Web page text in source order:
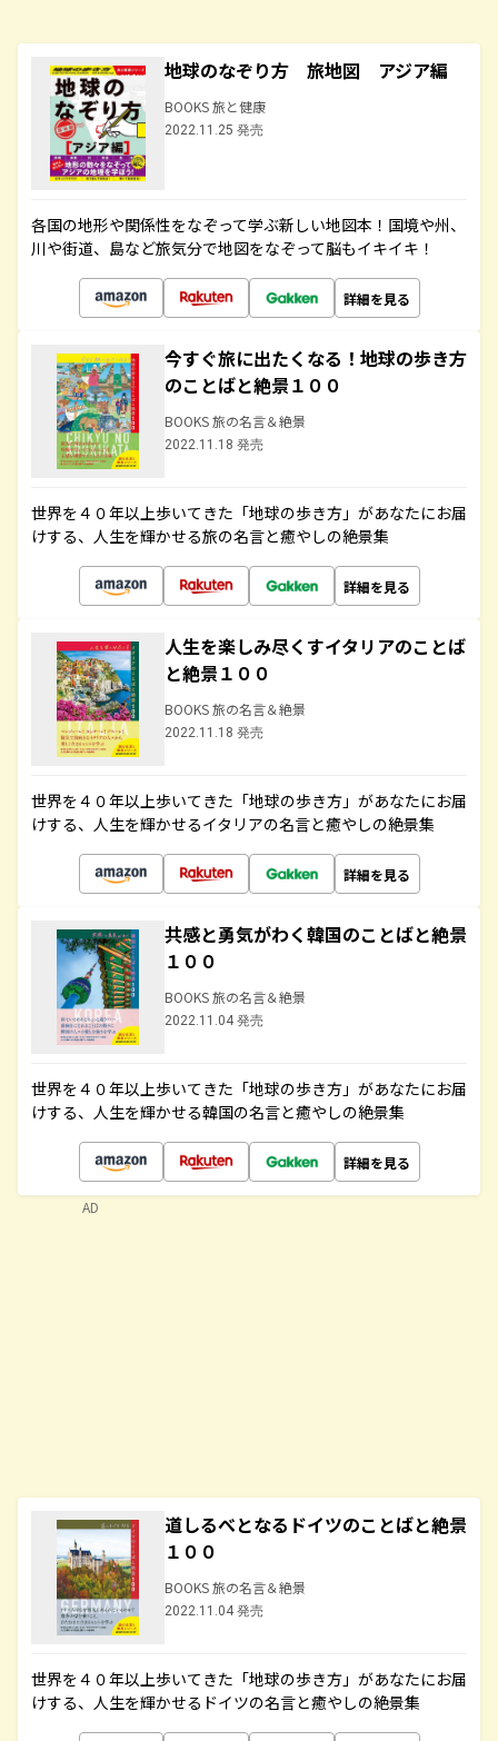
地球のなぞり方 旅地図 アジア編
BOOKS 旅と健康
2022.11.25 発売
各国の地形や関係性をなぞって学ぶ新しい地図本！国境や州、
川や街道、島など旅気分で地図をなぞって脳もイキイキ！
詳細を見る
今すぐ旅に出たくなる！地球の歩き方
のことばと絶景１００
BOOKS 旅の名言＆絶景
2022.11.18 発売
世界を４０年以上歩いてきた「地球の歩き方」があなたにお届
けする、人生を輝かせる旅の名言と癒やしの絶景集
詳細を見る
人生を楽しみ尽くすイタリアのことば
と絶景１００
BOOKS 旅の名言＆絶景
2022.11.18 発売
世界を４０年以上歩いてきた「地球の歩き方」があなたにお届
けする、人生を輝かせるイタリアの名言と癒やしの絶景集
詳細を見る
共感と勇気がわく韓国のことばと絶景
１００
BOOKS 旅の名言＆絶景
2022.11.04 発売
世界を４０年以上歩いてきた「地球の歩き方」があなたにお届
けする、人生を輝かせる韓国の名言と癒やしの絶景集
詳細を見る
道しるべとなるドイツのことばと絶景
１００
BOOKS 旅の名言＆絶景
2022.11.04 発売
世界を４０年以上歩いてきた「地球の歩き方」があなたにお届
けする、人生を輝かせるドイツの名言と癒やしの絶景集
AD